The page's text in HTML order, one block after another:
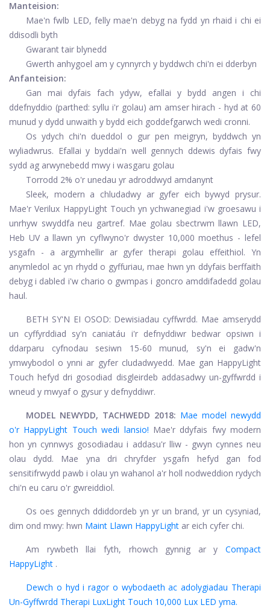
Manteision:
Mae'n fwlb LED, felly mae'n debyg na fydd yn rhaid i chi ei
ddisodli byth
Gwarant tair blynedd
Gwerth anhygoel am y cynnyrch y byddwch chi'n ei dderbyn
Anfanteision:
Gan mai dyfais fach ydyw, efallai y bydd angen i chi
ddefnyddio (parthed: syllu i'r golau) am amser hirach - hyd at 60
munud y dydd unwaith y bydd eich goddefgarwch wedi cronni.
Os ydych chi'n dueddol o gur pen meigryn, byddwch yn
wyliadwrus. Efallai y byddai'n well gennych ddewis dyfais fwy
sydd ag arwynebedd mwy i wasgaru golau
Torrodd 2% o'r unedau yr adroddwyd amdanynt
Sleek, modern a chludadwy ar gyfer eich bywyd prysur.
Mae'r Verilux HappyLight Touch yn ychwanegiad i'w groesawu i
unrhyw swyddfa neu gartref. Mae golau sbectrwm llawn LED,
Heb UV a llawn yn cyflwyno'r dwyster 10,000 moethus - lefel
ysgafn - a argymhellir ar gyfer therapi golau effeithiol. Yn
anymledol ac yn rhydd o gyffuriau, mae hwn yn ddyfais berffaith
debyg i dabled i'w chario o gwmpas i goncro amddifadedd golau
haul.
BETH SY'N EI OSOD: Dewisiadau cyffwrdd. Mae amserydd
un cyffyrddiad sy'n caniatáu i'r defnyddiwr bedwar opsiwn i
ddarparu cyfnodau sesiwn 15-60 munud, sy'n ei gadw'n
ymwybodol o ynni ar gyfer cludadwyedd. Mae gan HappyLight
Touch hefyd dri gosodiad disgleirdeb addasadwy un-gyffwrdd i
wneud y mwyaf o gysur y defnyddiwr.
MODEL NEWYDD, TACHWEDD 2018: Mae model newydd
o'r HappyLight Touch wedi lansio! Mae'r ddyfais fwy modern
hon yn cynnwys gosodiadau i addasu'r lliw - gwyn cynnes neu
olau dydd. Mae yna dri chryfder ysgafn hefyd gan fod
sensitifrwydd pawb i olau yn wahanol a'r holl nodweddion rydych
chi'n eu caru o'r gwreiddiol.
Os oes gennych ddiddordeb yn yr un brand, yr un cysyniad,
dim ond mwy: hwn Maint Llawn HappyLight ar eich cyfer chi.
Am rywbeth llai fyth, rhowch gynnig ar y Compact
HappyLight .
Dewch o hyd i ragor o wybodaeth ac adolygiadau Therapi
Un-Gyffwrdd Therapi LuxLight Touch 10,000 Lux LED yma.